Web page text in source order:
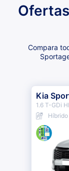
Compara
Kia
1.6 T-GDi